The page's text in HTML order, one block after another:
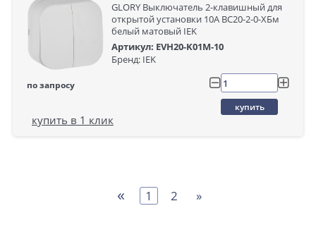
GLORY Выключатель 2-клавишный для
открытой установки 10А ВС20-2-0-ХБм
белый матовый IEK
Артикул: EVH20-K01M-10
Бренд: IEK
по запросу
купить
купить в 1 клик
« 1 2 »